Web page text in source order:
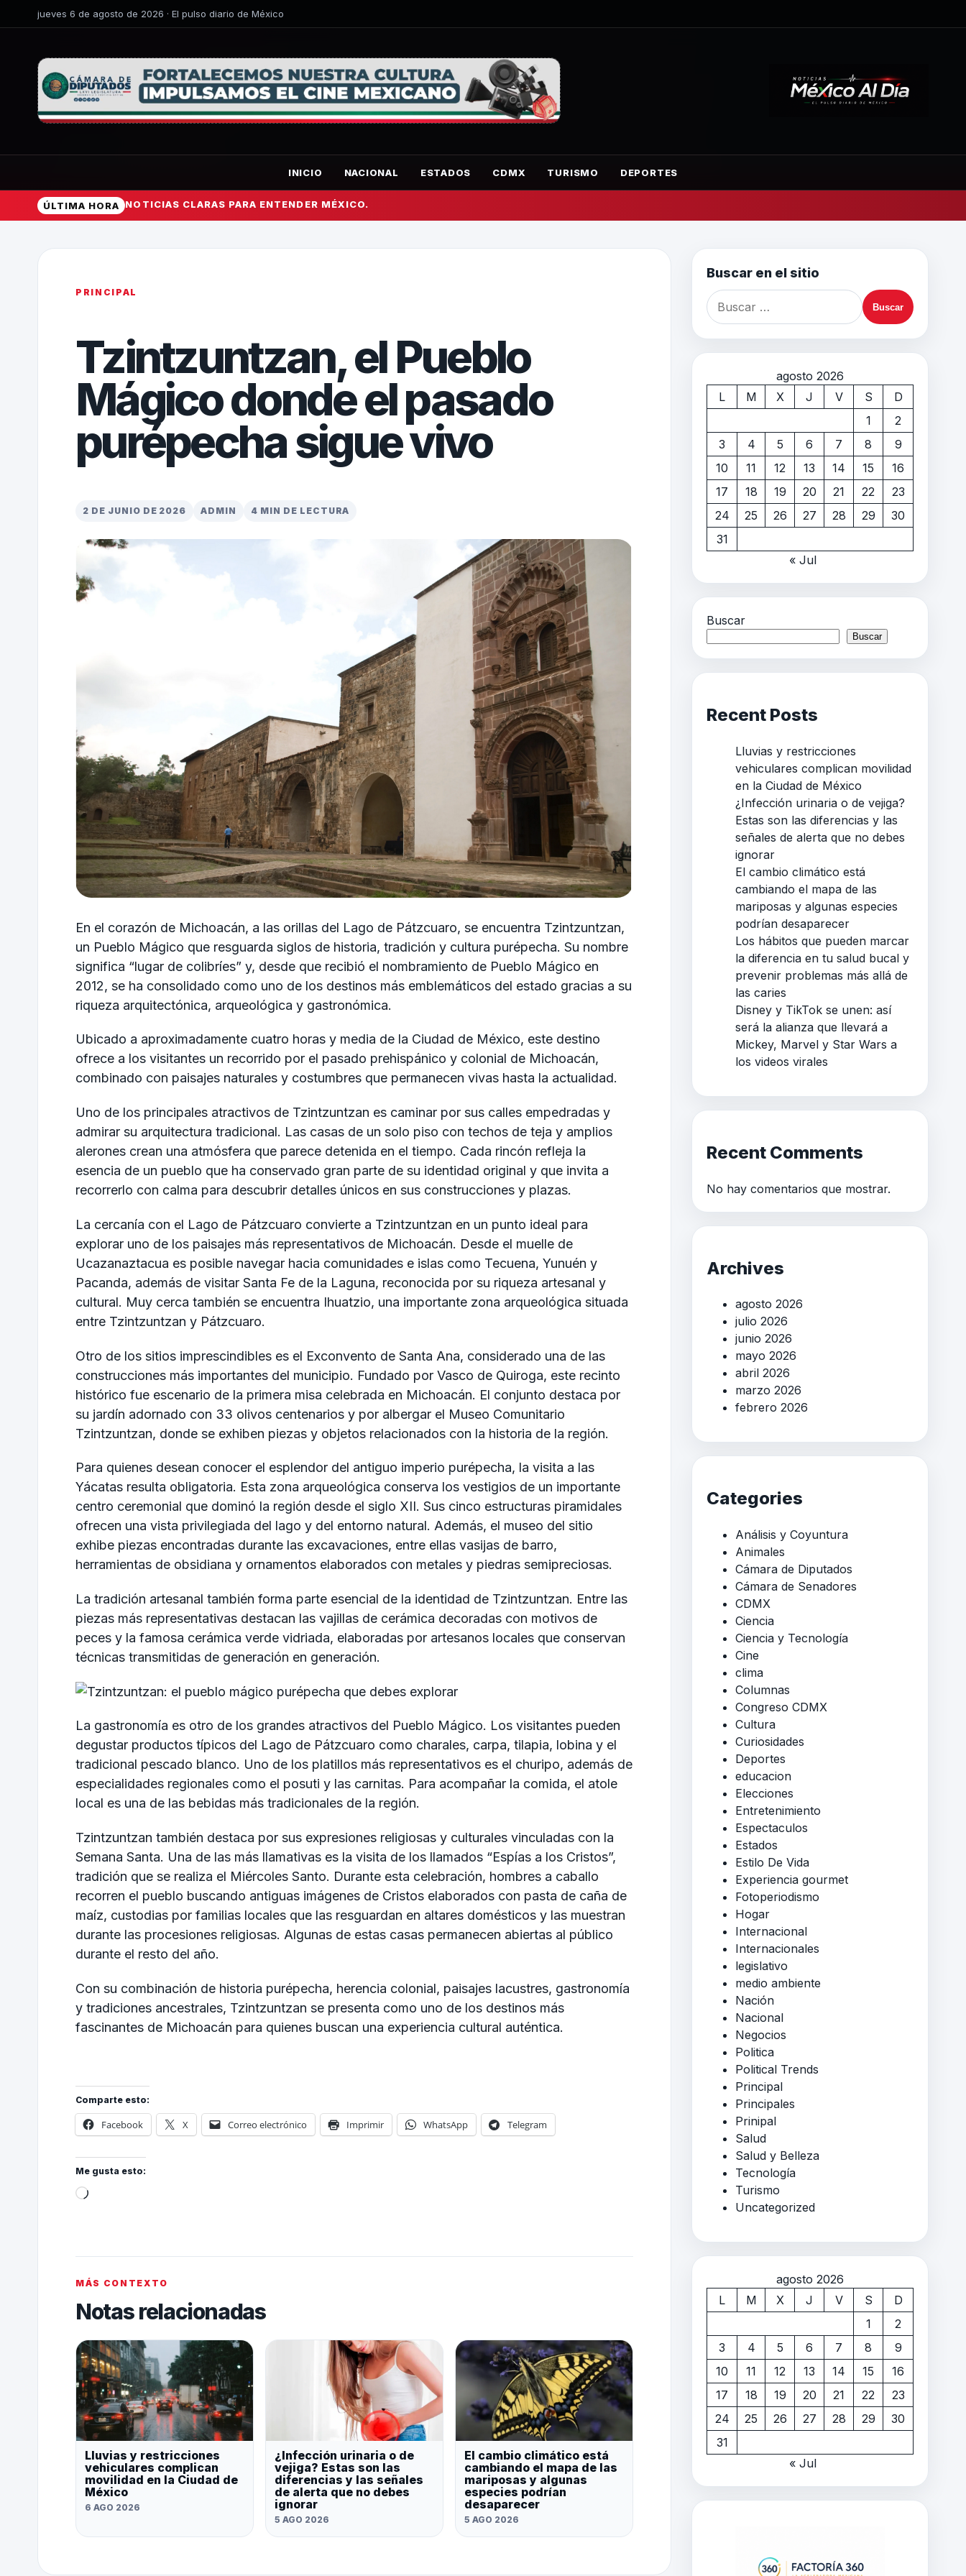
jueves 6 de agosto de 2026 · El pulso diario de México
INICIO NACIONAL ESTADOS CDMX TURISMO DEPORTES
ÚLTIMA HORA NOTICIAS CLARAS PARA ENTENDER MÉXICO.
PRINCIPAL
Tzintzuntzan, el Pueblo
Mágico donde el pasado
purépecha sigue vivo
2 DE JUNIO DE 2026 ADMIN 4 MIN DE LECTURA
En el corazón de Michoacán, a las orillas del Lago de Pátzcuaro, se encuentra Tzintzuntzan,
un Pueblo Mágico que resguarda siglos de historia, tradición y cultura purépecha. Su nombre
significa “lugar de colibríes” y, desde que recibió el nombramiento de Pueblo Mágico en
2012, se ha consolidado como uno de los destinos más emblemáticos del estado gracias a su
riqueza arquitectónica, arqueológica y gastronómica.
Ubicado a aproximadamente cuatro horas y media de la Ciudad de México, este destino
ofrece a los visitantes un recorrido por el pasado prehispánico y colonial de Michoacán,
combinado con paisajes naturales y costumbres que permanecen vivas hasta la actualidad.
Uno de los principales atractivos de Tzintzuntzan es caminar por sus calles empedradas y
admirar su arquitectura tradicional. Las casas de un solo piso con techos de teja y amplios
alerones crean una atmósfera que parece detenida en el tiempo. Cada rincón refleja la
esencia de un pueblo que ha conservado gran parte de su identidad original y que invita a
recorrerlo con calma para descubrir detalles únicos en sus construcciones y plazas.
La cercanía con el Lago de Pátzcuaro convierte a Tzintzuntzan en un punto ideal para
explorar uno de los paisajes más representativos de Michoacán. Desde el muelle de
Ucazanaztacua es posible navegar hacia comunidades e islas como Tecuena, Yunuén y
Pacanda, además de visitar Santa Fe de la Laguna, reconocida por su riqueza artesanal y
cultural. Muy cerca también se encuentra Ihuatzio, una importante zona arqueológica situada
entre Tzintzuntzan y Pátzcuaro.
Otro de los sitios imprescindibles es el Exconvento de Santa Ana, considerado una de las
construcciones más importantes del municipio. Fundado por Vasco de Quiroga, este recinto
histórico fue escenario de la primera misa celebrada en Michoacán. El conjunto destaca por
su jardín adornado con 33 olivos centenarios y por albergar el Museo Comunitario
Tzintzuntzan, donde se exhiben piezas y objetos relacionados con la historia de la región.
Para quienes desean conocer el esplendor del antiguo imperio purépecha, la visita a las
Yácatas resulta obligatoria. Esta zona arqueológica conserva los vestigios de un importante
centro ceremonial que dominó la región desde el siglo XII. Sus cinco estructuras piramidales
ofrecen una vista privilegiada del lago y del entorno natural. Además, el museo del sitio
exhibe piezas encontradas durante las excavaciones, entre ellas vasijas de barro,
herramientas de obsidiana y ornamentos elaborados con metales y piedras semipreciosas.
La tradición artesanal también forma parte esencial de la identidad de Tzintzuntzan. Entre las
piezas más representativas destacan las vajillas de cerámica decoradas con motivos de
peces y la famosa cerámica verde vidriada, elaboradas por artesanos locales que conservan
técnicas transmitidas de generación en generación.
La gastronomía es otro de los grandes atractivos del Pueblo Mágico. Los visitantes pueden
degustar productos típicos del Lago de Pátzcuaro como charales, carpa, tilapia, lobina y el
tradicional pescado blanco. Uno de los platillos más representativos es el churipo, además de
especialidades regionales como el posuti y las carnitas. Para acompañar la comida, el atole
local es una de las bebidas más tradicionales de la región.
Tzintzuntzan también destaca por sus expresiones religiosas y culturales vinculadas con la
Semana Santa. Una de las más llamativas es la visita de los llamados “Espías a los Cristos”,
tradición que se realiza el Miércoles Santo. Durante esta celebración, hombres a caballo
recorren el pueblo buscando antiguas imágenes de Cristos elaborados con pasta de caña de
maíz, custodias por familias locales que las resguardan en altares domésticos y las muestran
durante las procesiones religiosas. Algunas de estas casas permanecen abiertas al público
durante el resto del año.
Con su combinación de historia purépecha, herencia colonial, paisajes lacustres, gastronomía
y tradiciones ancestrales, Tzintzuntzan se presenta como uno de los destinos más
fascinantes de Michoacán para quienes buscan una experiencia cultural auténtica.
Comparte esto:
Facebook X Correo electrónico Imprimir WhatsApp Telegram
Me gusta esto:
MÁS CONTEXTO
Notas relacionadas
Lluvias y restricciones
vehiculares complican
movilidad en la Ciudad de
México
6 AGO 2026
¿Infección urinaria o de
vejiga? Estas son las
diferencias y las señales
de alerta que no debes
ignorar
5 AGO 2026
El cambio climático está
cambiando el mapa de las
mariposas y algunas
especies podrían
desaparecer
5 AGO 2026
Buscar en el sitio
agosto 2026
L
M X J V S
D
1
2
3
4 5 6 7 8
9
10
11 12 13 14 15
16
17
18 19 20 21 22
23
24
25 26 27 28 29
30
31
« Jul
Buscar
Buscar
Recent Posts
Lluvias y restricciones
vehiculares complican movilidad
en la Ciudad de México
¿Infección urinaria o de vejiga?
Estas son las diferencias y las
señales de alerta que no debes
ignorar
El cambio climático está
cambiando el mapa de las
mariposas y algunas especies
podrían desaparecer
Los hábitos que pueden marcar
la diferencia en tu salud bucal y
prevenir problemas más allá de
las caries
Disney y TikTok se unen: así
será la alianza que llevará a
Mickey, Marvel y Star Wars a
los videos virales
Recent Comments
No hay comentarios que mostrar.
Archives
agosto 2026
julio 2026
junio 2026
mayo 2026
abril 2026
marzo 2026
febrero 2026
Categories
Análisis y Coyuntura
Animales
Cámara de Diputados
Cámara de Senadores
CDMX
Ciencia
Ciencia y Tecnología
Cine
clima
Columnas
Congreso CDMX
Cultura
Curiosidades
Deportes
educacion
Elecciones
Entretenimiento
Espectaculos
Estados
Estilo De Vida
Experiencia gourmet
Fotoperiodismo
Hogar
Internacional
Internacionales
legislativo
medio ambiente
Nación
Nacional
Negocios
Politica
Political Trends
Principal
Principales
Prinipal
Salud
Salud y Belleza
Tecnología
Turismo
Uncategorized
agosto 2026
L
M X J V S
D
1
2
3
4 5 6 7 8
9
10
11 12 13 14 15
16
17
18 19 20 21 22
23
24
25 26 27 28 29
30
31
« Jul